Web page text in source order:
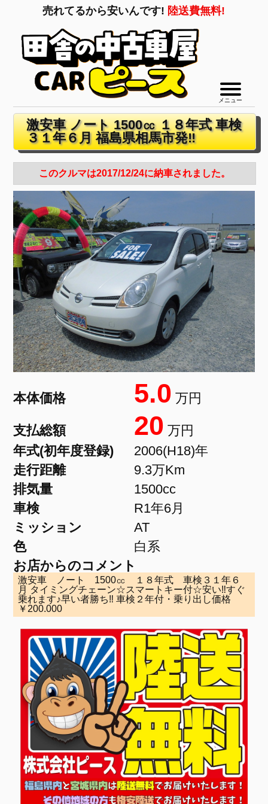
売れてるから安いんです! 陸送費無料!
メニュー
激安車 ノート 1500㏄ １８年式 車検
３１年６月 福島県相馬市発‼
このクルマは2017/12/24に納車されました。
本体価格 5.0 万円
支払総額 20 万円
年式(初年度登録)
2006(H18)年
走行距離
9.3万Km
排気量
1500cc
車検
R1年6月
ミッション
AT
色
白系
お店からのコメント
激安車 ノート 1500㏄ １８年式 車検３１年６
月 タイミングチェーン☆スマートキー付☆安い‼すぐ
乗れます♪早い者勝ち‼ 車検２年付・乗り出し価格
￥200.000